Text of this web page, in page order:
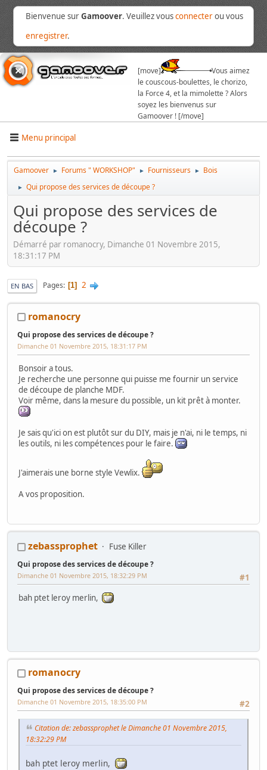
Bienvenue surGamoover. Veuillez vousconnecterou vous
enregistrer.
[move]
Vous aimez
le couscous-boulettes, le chorizo,
la Force 4, et la mimolette ? Alors
soyez les bienvenus sur
Gamoover ! [/move]
Menu principal
Gamoover ► Forums " WORKSHOP" ► Fournisseurs ► Bois
► Qui propose des services de découpe ?
Qui propose des services de
découpe ?
Démarré par romanocry, Dimanche 01 Novembre 2015,
18:31:17 PM
EN BAS Pages 1 2
romanocry
Qui propose des services de découpe ?
Dimanche 01 Novembre 2015, 18:31:17 PM
Bonsoir a tous.
Je recherche une personne qui puisse me fournir un service
de découpe de planche MDF.
Voir même, dans la mesure du possible, un kit prêt à monter.
Je sais qu'ici on est plutôt sur du DIY, mais je n'ai, ni le temps, ni
les outils, ni les compétences pour le faire.
J'aimerais une borne style Vewlix.
A vos proposition.
zebassprophet Fuse Killer
Qui propose des services de découpe ?
#1
Dimanche 01 Novembre 2015, 18:32:29 PM
bah ptet leroy merlin,
romanocry
Qui propose des services de découpe ?
#2
Dimanche 01 Novembre 2015, 18:35:00 PM
Citation de: zebassprophet le Dimanche 01 Novembre 2015,
18:32:29 PM
bah ptet leroy merlin,